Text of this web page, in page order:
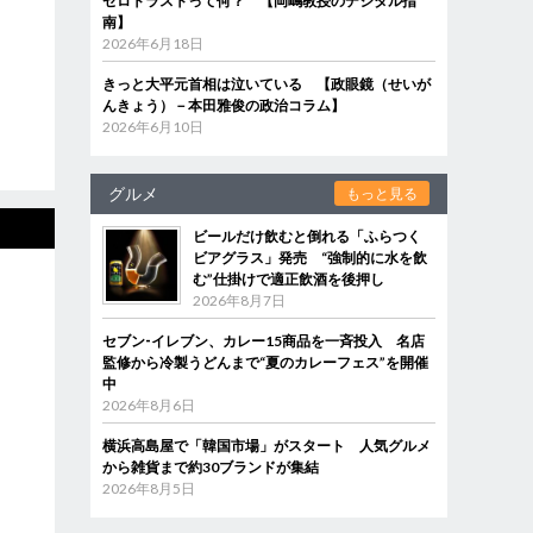
南】
2026年6月18日
きっと大平元首相は泣いている 【政眼鏡（せいが
んきょう）－本田雅俊の政治コラム】
2026年6月10日
グルメ もっと見る
ビールだけ飲むと倒れる「ふらつく
ビアグラス」発売 “強制的に水を飲
む”仕掛けで適正飲酒を後押し
2026年8月7日
セブン‐イレブン、カレー15商品を一斉投入 名店
監修から冷製うどんまで“夏のカレーフェス”を開催
中
2026年8月6日
横浜高島屋で「韓国市場」がスタート 人気グルメ
から雑貨まで約30ブランドが集結
2026年8月5日